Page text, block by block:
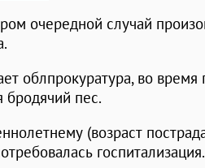
очередной случай
облпрокуратура, во
бродячий пес.
(возраст
госпитализация.